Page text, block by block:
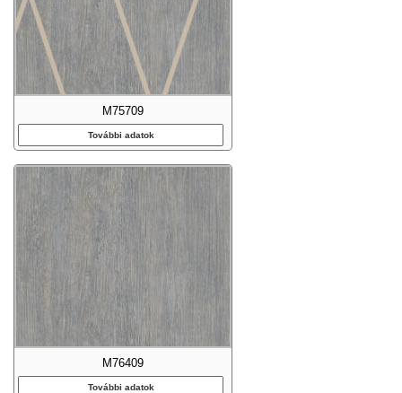
M75709
További adatok
M76409
További adatok